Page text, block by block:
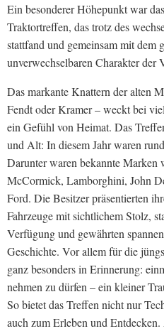
Ein besonderer Höhepunkt war
Traktortreffen, das trotz des
stattfand und gemeinsam mit dem
unverwechselbaren Charakter der
Das markante Knattern der alten
Fendt oder Kramer – weckt bei
ein Gefühl von Heimat. Das
und Alt: In diesem Jahr waren
Darunter waren bekannte Marken
McCormick, Lamborghini, John
Ford. Die Besitzer präsentierten
Fahrzeuge mit sichtlichem Stolz,
Verfügung und gewährten
Geschichte. Vor allem für die
ganz besonders in Erinnerung:
nehmen zu dürfen – ein kleiner
So bietet das Treffen nicht nur
auch zum Erleben und